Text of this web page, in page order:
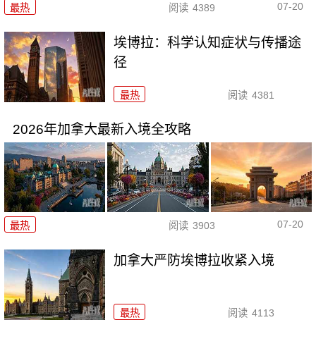
最热 阅读 4389 07-20
埃博拉：科学认知症状与传播途
径
最热 阅读 4381
2026年加拿大最新入境全攻略
最热 阅读 3903 07-20
加拿大严防埃博拉收紧入境
最热 阅读 4113